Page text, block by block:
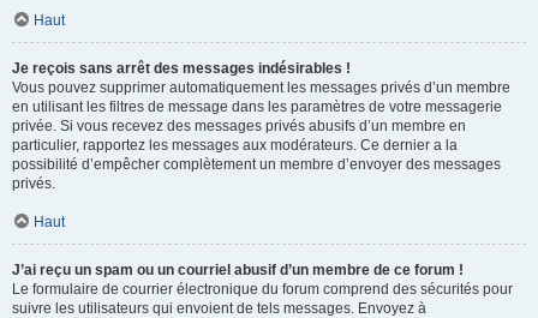
Haut
Je reçois sans arrêt des messages indésirables !
Vous pouvez supprimer automatiquement les messages privés d’un membre
en utilisant les filtres de message dans les paramètres de votre messagerie
privée. Si vous recevez des messages privés abusifs d’un membre en
particulier, rapportez les messages aux modérateurs. Ce dernier a la
possibilité d’empêcher complètement un membre d’envoyer des messages
privés.
Haut
J’ai reçu un spam ou un courriel abusif d’un membre de ce forum !
Le formulaire de courrier électronique du forum comprend des sécurités pour
suivre les utilisateurs qui envoient de tels messages. Envoyez à